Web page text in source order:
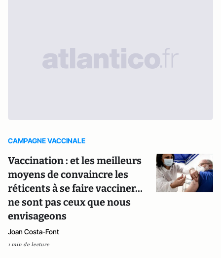
CAMPAGNE VACCINALE
Vaccination : et les meilleurs
moyens de convaincre les
réticents à se faire vacciner…
ne sont pas ceux que nous
envisageons
Joan Costa-Font
1 min de lecture